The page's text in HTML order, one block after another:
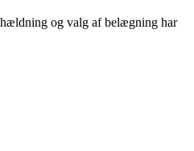
hældning og valg af belægning har